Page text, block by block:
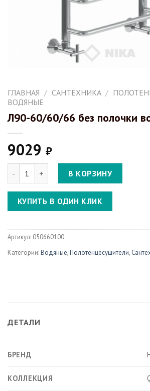
ГЛАВНАЯ / САНТЕХНИКА /
ВОДЯНЫЕ
Л90-60/60/66 без полочки
9029 ₽
Количество Л90-60/60/66 без полочки
В КОРЗИНУ
КУПИТЬ В ОДИН КЛИК
Артикул: 050660100
Категории:Водяные,Полотенцесушители,
ДЕТАЛИ
БРЕНД
КОЛЛЕКЦИЯ